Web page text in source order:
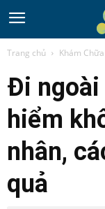
Trang chủ Khám
Đi ngoài
hiểm
nhân,
quả